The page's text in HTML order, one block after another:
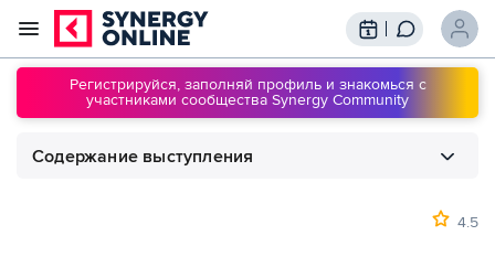
Регистрируйся, заполняй профиль и знакомься с
участниками сообщества Synergy Community
Трансляции
Вебинары
Обучение
Знания
Сообщество
Подписки
Содержание выступления
4.5